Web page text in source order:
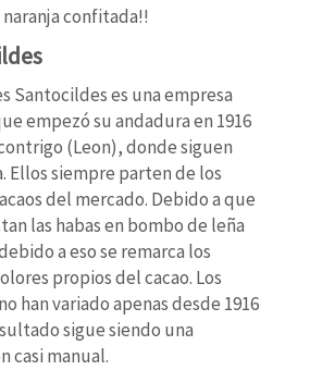
naranja confitada!!
Santocildes es una empresa
empezó su andadura en 1916
(Leon), donde siguen
Ellos siempre parten de los
del mercado. Debido a que
las habas en bombo de leña
a eso se remarca los
propios del cacao. Los
han variado apenas desde 1916
sigue siendo una
casi manual.